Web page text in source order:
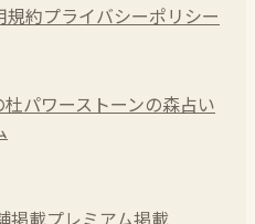
規約プライバシーポリシー
杜パワーストーンの森占い
掲載プレミアム掲載